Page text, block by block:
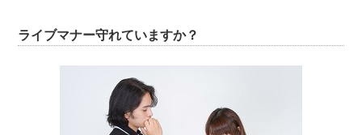
ライブマナー守れていますか？